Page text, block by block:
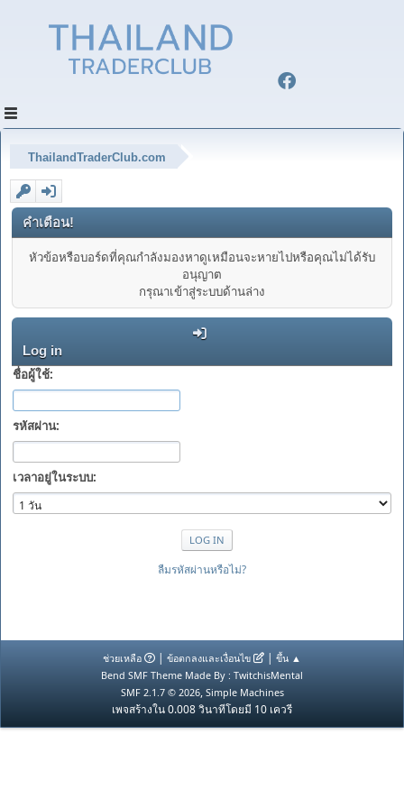
ThailandTraderClub.com
คำเตือน!
หัวข้อหรือบอร์ดที่คุณกำลังมองหาดูเหมือนจะหายไปหรือคุณไม่ได้รับ
อนุญาต
กรุณาเข้าสู่ระบบด้านล่าง
Log in
ชื่อผู้ใช้:
รหัสผ่าน:
เวลาอยู่ในระบบ:
ลืมรหัสผ่านหรือไม่?
ช่วยเหลือ | ข้อตกลงและเงื่อนไข | ขึ้น ▲
Bend SMF Theme Made By : TwitchisMental
SMF 2.1.7 © 2026, Simple Machines
เพจสร้างใน 0.008 วินาทีโดยมี 10 เควรี